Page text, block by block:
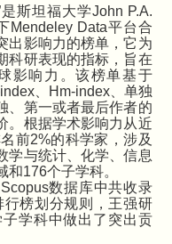
斯坦福大学John P.A.
Mendeley Data平台合
出影响力的榜单，它为
科研表现的指标，旨在
影响力。该榜单基于
、 Hm-index、单独
、第一或者最后作者的
。根据学术影响力从近
前2%的科学家，涉及
学与统计、化学、信息
和176个子学科。
Scopus数据库中共收录
行榜划分规则，王强研
学科中做出了突出贡